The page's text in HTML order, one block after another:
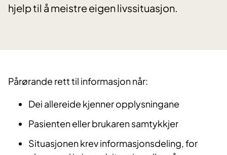
hjelp til å meistre eigen livssituasjon.
Pårørande rett til informasjon når:
Dei allereide kjenner opplysningane
Pasienten eller brukaren samtykkjer
Situasjonen krev informasjonsdeling, for